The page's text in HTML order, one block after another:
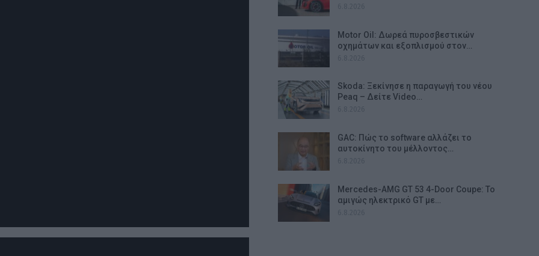
Motor Oil: Δωρεά πυροσβεστικών
οχημάτων και εξοπλισμού στον…
Skoda: Ξεκίνησε η παραγωγή του νέου
Peaq – Δείτε Video…
GAC: Πώς το software αλλάζει το
αυτοκίνητο του μέλλοντος…
Mercedes-AMG GT 53 4-Door Coupe: Το
αμιγώς ηλεκτρικό GT με…